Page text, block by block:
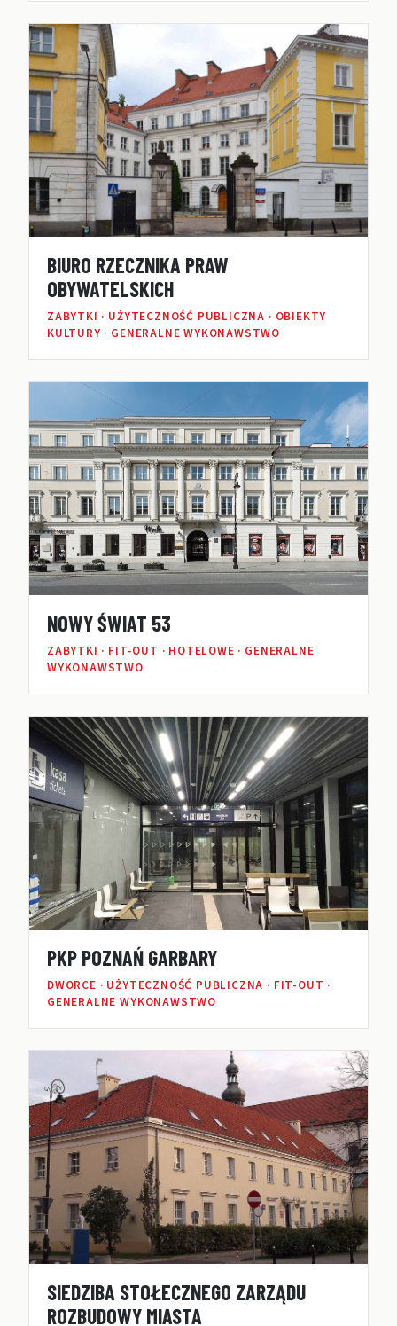
BIURO RZECZNIKA PRAW
OBYWATELSKICH
ZABYTKI · UŻYTECZNOŚĆ PUBLICZNA · OBIEKTY
KULTURY · GENERALNE WYKONAWSTWO
NOWY ŚWIAT 53
ZABYTKI · FIT-OUT · HOTELOWE · GENERALNE
WYKONAWSTWO
PKP POZNAŃ GARBARY
DWORCE · UŻYTECZNOŚĆ PUBLICZNA · FIT-OUT ·
GENERALNE WYKONAWSTWO
SIEDZIBA STOŁECZNEGO ZARZĄDU
ROZBUDOWY MIASTA